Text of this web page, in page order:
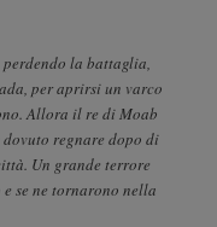
la battaglia,
per aprirsi un varco
Allora il re di Moab
regnare dopo di
Un grande terrore
se ne tornarono nella